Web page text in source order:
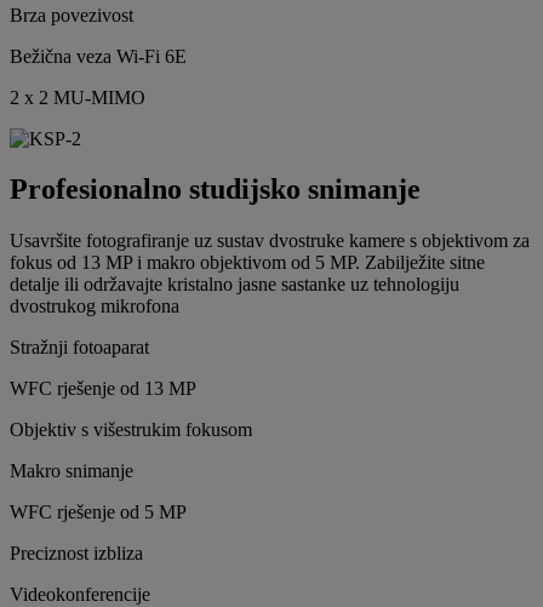
Brza povezivost
Bežična veza Wi-Fi 6E
2 x 2 MU-MIMO
Profesionalno studijsko snimanje
Usavršite fotografiranje uz sustav dvostruke kamere s objektivom za
fokus od 13 MP i makro objektivom od 5 MP. Zabilježite sitne
detalje ili održavajte kristalno jasne sastanke uz tehnologiju
dvostrukog mikrofona
Stražnji fotoaparat
WFC rješenje od 13 MP
Objektiv s višestrukim fokusom
Makro snimanje
WFC rješenje od 5 MP
Preciznost izbliza
Videokonferencije